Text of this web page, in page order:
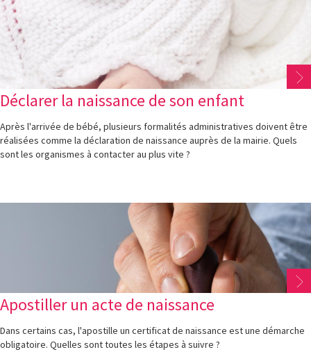
Déclarer la naissance de son enfant
Après l'arrivée de bébé, plusieurs formalités administratives doivent être
réalisées comme la déclaration de naissance auprès de la mairie. Quels
sont les organismes à contacter au plus vite ?
Apostiller un acte de naissance
Dans certains cas, l'apostille un certificat de naissance est une démarche
obligatoire. Quelles sont toutes les étapes à suivre ?